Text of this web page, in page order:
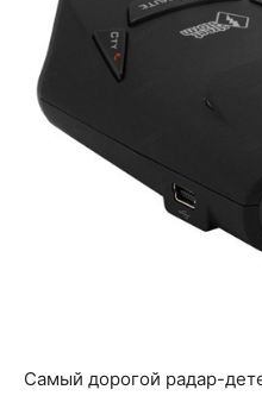
Самый дорогой радар-